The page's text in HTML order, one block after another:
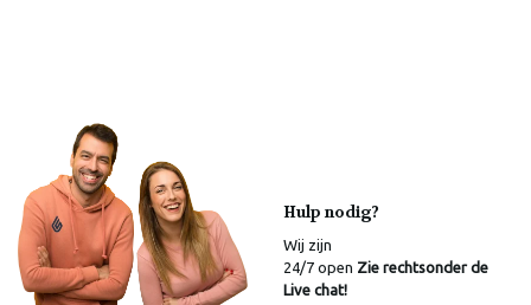
Hulp nodig?
Wij zijn
24/7 open Zie rechtsonder de
Live chat!